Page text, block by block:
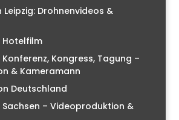
Drohnenvideos &
Hotelfilm
Kongress, Tagung –
& Kameramann
Deutschland
– Videoproduktion &